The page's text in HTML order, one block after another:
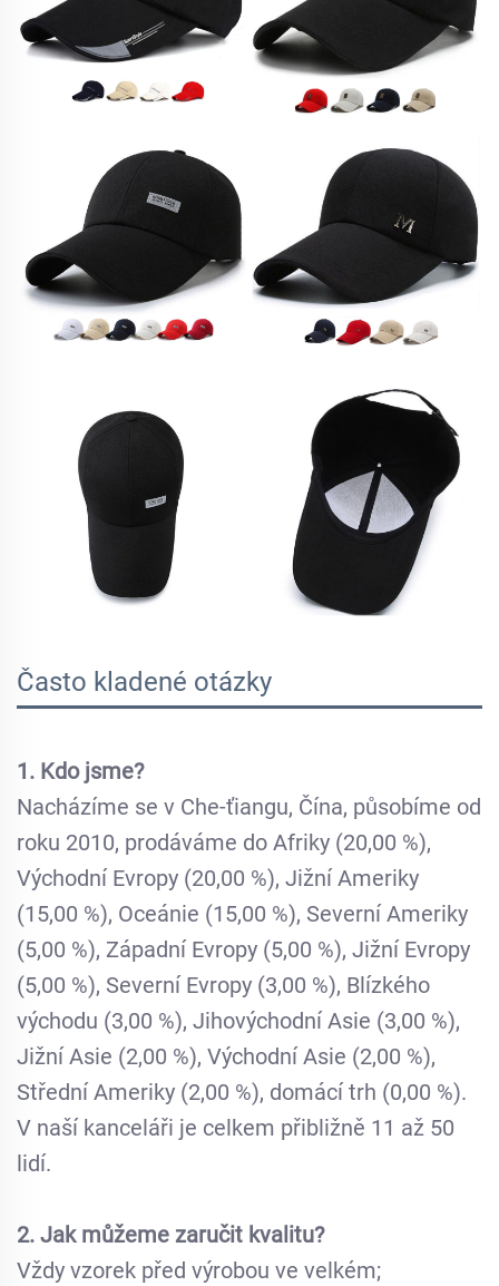
Často kladené otázky
1. Kdo jsme?
Nacházíme se v Che-ťiangu, Čína, působíme od
roku 2010, prodáváme do Afriky (20,00 %),
Východní Evropy (20,00 %), Jižní Ameriky
(15,00 %), Oceánie (15,00 %), Severní Ameriky
(5,00 %), Západní Evropy (5,00 %), Jižní Evropy
(5,00 %), Severní Evropy (3,00 %), Blízkého
východu (3,00 %), Jihovýchodní Asie (3,00 %),
Jižní Asie (2,00 %), Východní Asie (2,00 %),
Střední Ameriky (2,00 %), domácí trh (0,00 %).
V naší kanceláři je celkem přibližně 11 až 50
lidí.
2. Jak můžeme zaručit kvalitu?
Vždy vzorek před výrobou ve velkém;